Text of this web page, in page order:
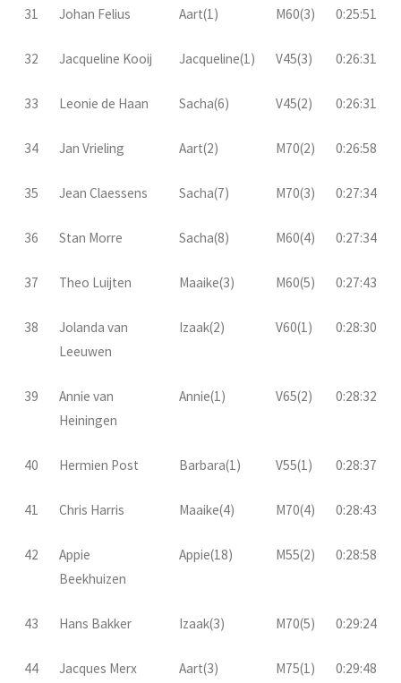
31 Johan Felius Aart(1) M60(3) 0:25:51
32 Jacqueline Kooij Jacqueline(1) V45(3) 0:26:31
33 Leonie de Haan Sacha(6) V45(2) 0:26:31
34 Jan Vrieling Aart(2) M70(2) 0:26:58
35 Jean Claessens Sacha(7) M70(3) 0:27:34
36 Stan Morre Sacha(8) M60(4) 0:27:34
37 Theo Luijten Maaike(3) M60(5) 0:27:43
38
Jolanda van
Leeuwen
Izaak(2) V60(1) 0:28:30
39
Annie van
Heiningen
Annie(1) V65(2) 0:28:32
40 Hermien Post Barbara(1) V55(1) 0:28:37
41 Chris Harris Maaike(4) M70(4) 0:28:43
42
Appie
Beekhuizen
Appie(18) M55(2) 0:28:58
43 Hans Bakker Izaak(3) M70(5) 0:29:24
44 Jacques Merx Aart(3) M75(1) 0:29:48